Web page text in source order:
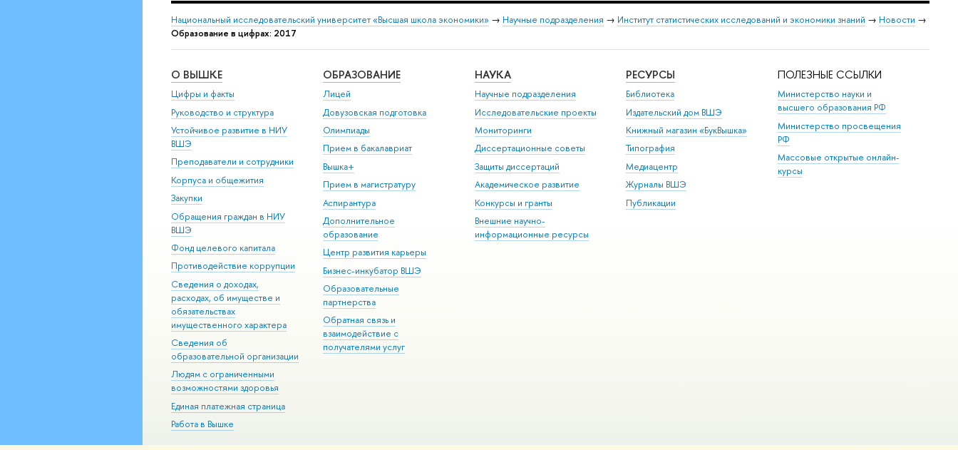
Национальный исследовательский университет «Высшая школа экономики» → Научные подразделения → Институт статистических исследований и экономики знаний → Новости →
Образование в цифрах: 2017
О ВЫШКЕ
Цифры и факты
Руководство и структура
Устойчивое развитие в НИУ
ВШЭ
Преподаватели и сотрудники
Корпуса и общежития
Закупки
Обращения граждан в НИУ
ВШЭ
Фонд целевого капитала
Противодействие коррупции
Сведения о доходах,
расходах, об имуществе и
обязательствах
имущественного характера
Сведения об
образовательной организации
Людям с ограниченными
возможностями здоровья
Единая платежная страница
Работа в Вышке
ОБРАЗОВАНИЕ
Лицей
Довузовская подготовка
Олимпиады
Прием в бакалавриат
Вышка+
Прием в магистратуру
Аспирантура
Дополнительное
образование
Центр развития карьеры
Бизнес-инкубатор ВШЭ
Образовательные
партнерства
Обратная связь и
взаимодействие с
получателями услуг
НАУКА
Научные подразделения
Исследовательские проекты
Мониторинги
Диссертационные советы
Защиты диссертаций
Академическое развитие
Конкурсы и гранты
Внешние научно-
информационные ресурсы
РЕСУРСЫ
Библиотека
Издательский дом ВШЭ
Книжный магазин «БукВышка»
Типография
Медиацентр
Журналы ВШЭ
Публикации
ПОЛЕЗНЫЕ ССЫЛКИ
Министерство науки и
высшего образования РФ
Министерство просвещения
РФ
Массовые открытые онлайн-
курсы